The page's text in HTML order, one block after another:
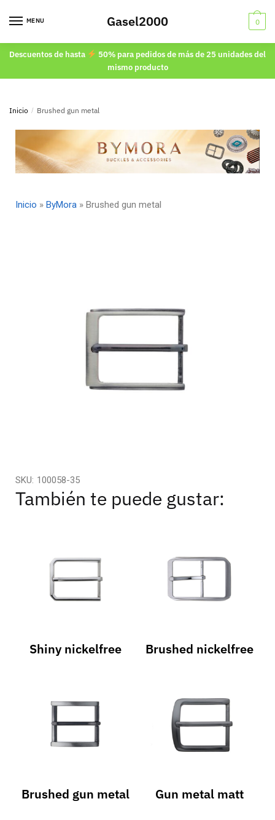
MENU Gasel2000 0
Descuentos de hasta
50% para pedidos de más de 25 unidades del
mismo producto
Inicio / Brushed gun metal
Inicio » ByMora » Brushed gun metal
SKU: 100058-35
También te puede gustar:
Shiny nickelfree Brushed nickelfree
Brushed gun metal Gun metal matt